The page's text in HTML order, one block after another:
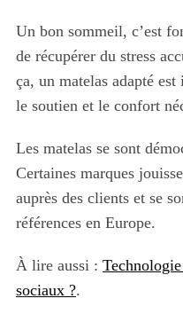
Un bon sommeil, c’est
de récupérer du stress
ça, un matelas adapté
le soutien et le confort
Les matelas se sont
Certaines marques
auprès des clients et se
références en Europe.
À lire aussi :
sociaux ?.